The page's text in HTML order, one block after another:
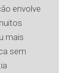
envolve
mais
sem